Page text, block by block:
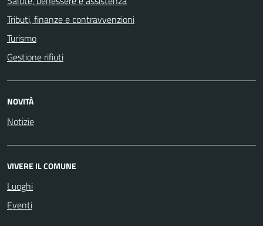
Tributi, finanze e contravvenzioni
Turismo
Gestione rifiuti
NOVITÀ
Notizie
VIVERE IL COMUNE
Luoghi
Eventi